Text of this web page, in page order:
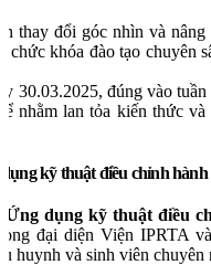
thay đổi góc nhìn và
khóa đào tạo chuyên
30.03.2025, đúng vào
nhằm lan tỏa kiến thức
kỹ thuật điều chỉnh
dụng kỹ thuật điều
đại diện Viện IPRTA
huynh và sinh viên chuyên